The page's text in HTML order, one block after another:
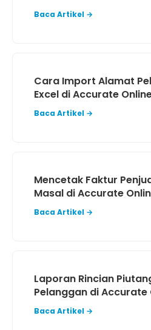
Baca Artikel →
Cara Import Alamat
Excel di Accurate
Baca Artikel →
Mencetak Faktur
Masal di Accurate
Baca Artikel →
Laporan Rincian
Pelanggan di Accurate
Baca Artikel →